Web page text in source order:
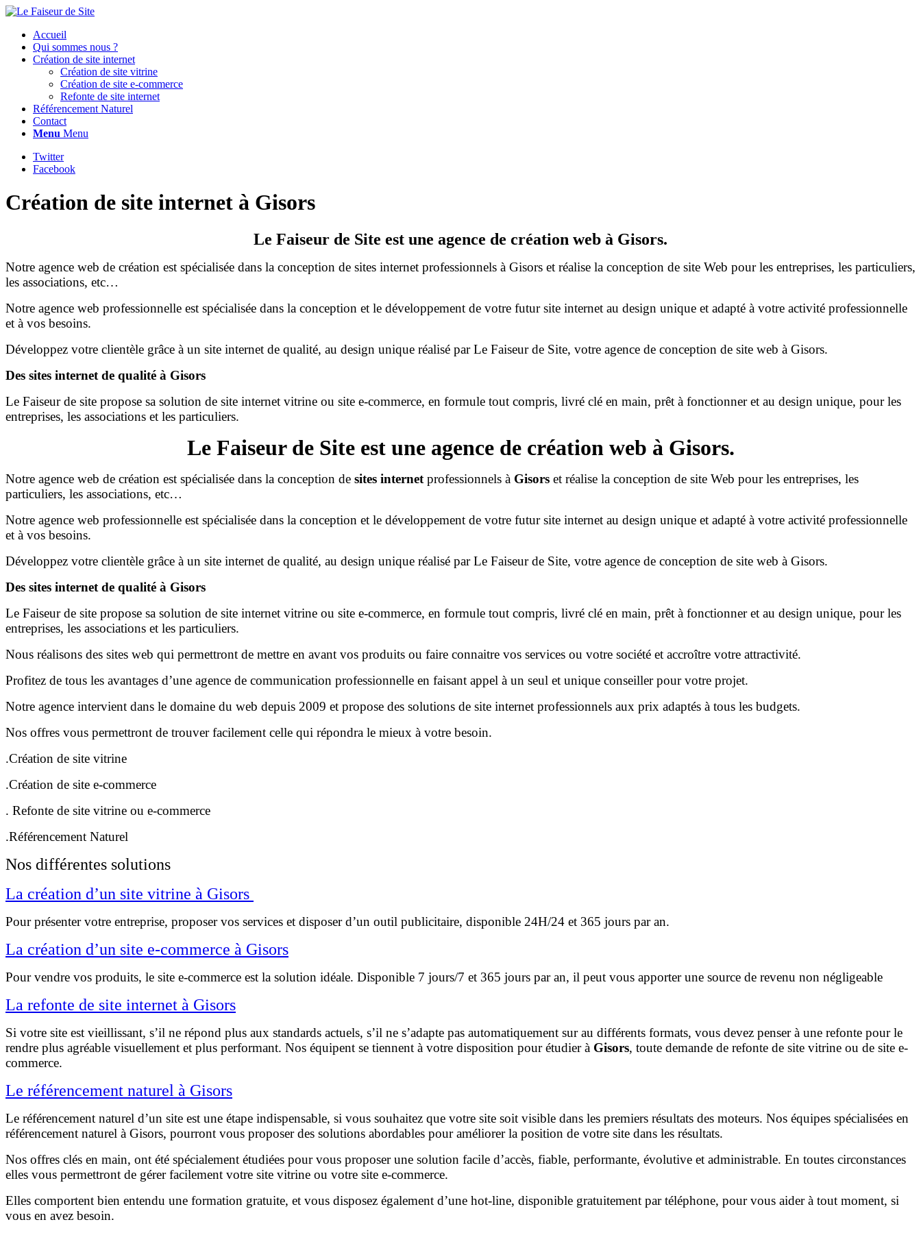
Accueil
Qui sommes nous ?
Création de site internet
Création de site vitrine
Création de site e-commerce
Refonte de site internet
Référencement Naturel
Contact
Menu Menu
Twitter
Facebook
Création de site internet à Gisors
Le Faiseur de Site est une agence de création web à Gisors.
Notre agence web de création est spécialisée dans la conception de sites internet professionnels à Gisors et réalise la conception de site Web pour les entreprises, les particuliers,
les associations, etc…
Notre agence web professionnelle est spécialisée dans la conception et le développement de votre futur site internet au design unique et adapté à votre activité professionnelle
et à vos besoins.
Développez votre clientèle grâce à un site internet de qualité, au design unique réalisé par Le Faiseur de Site, votre agence de conception de site web à Gisors.
Des sites internet de qualité à Gisors
Le Faiseur de site propose sa solution de site internet vitrine ou site e-commerce, en formule tout compris, livré clé en main, prêt à fonctionner et au design unique, pour les
entreprises, les associations et les particuliers.
Le Faiseur de Site est une agence de création web à Gisors.
Notre agence web de création est spécialisée dans la conception de sites internet professionnels à Gisors et réalise la conception de site Web pour les entreprises, les
particuliers, les associations, etc…
Notre agence web professionnelle est spécialisée dans la conception et le développement de votre futur site internet au design unique et adapté à votre activité professionnelle
et à vos besoins.
Développez votre clientèle grâce à un site internet de qualité, au design unique réalisé par Le Faiseur de Site, votre agence de conception de site web à Gisors.
Des sites internet de qualité à Gisors
Le Faiseur de site propose sa solution de site internet vitrine ou site e-commerce, en formule tout compris, livré clé en main, prêt à fonctionner et au design unique, pour les
entreprises, les associations et les particuliers.
Nous réalisons des sites web qui permettront de mettre en avant vos produits ou faire connaitre vos services ou votre société et accroître votre attractivité.
Profitez de tous les avantages d’une agence de communication professionnelle en faisant appel à un seul et unique conseiller pour votre projet.
Notre agence intervient dans le domaine du web depuis 2009 et propose des solutions de site internet professionnels aux prix adaptés à tous les budgets.
Nos offres vous permettront de trouver facilement celle qui répondra le mieux à votre besoin.
.Création de site vitrine
.Création de site e-commerce
. Refonte de site vitrine ou e-commerce
.Référencement Naturel
Nos différentes solutions
La création d’un site vitrine à Gisors
Pour présenter votre entreprise, proposer vos services et disposer d’un outil publicitaire, disponible 24H/24 et 365 jours par an.
La création d’un site e-commerce à Gisors
Pour vendre vos produits, le site e-commerce est la solution idéale. Disponible 7 jours/7 et 365 jours par an, il peut vous apporter une source de revenu non négligeable
La refonte de site internet à Gisors
Si votre site est vieillissant, s’il ne répond plus aux standards actuels, s’il ne s’adapte pas automatiquement sur au différents formats, vous devez penser à une refonte pour le
rendre plus agréable visuellement et plus performant. Nos équipent se tiennent à votre disposition pour étudier à Gisors, toute demande de refonte de site vitrine ou de site e-
commerce.
Le référencement naturel à Gisors
Le référencement naturel d’un site est une étape indispensable, si vous souhaitez que votre site soit visible dans les premiers résultats des moteurs. Nos équipes spécialisées en
référencement naturel à Gisors, pourront vous proposer des solutions abordables pour améliorer la position de votre site dans les résultats.
Nos offres clés en main, ont été spécialement étudiées pour vous proposer une solution facile d’accès, fiable, performante, évolutive et administrable. En toutes circonstances
elles vous permettront de gérer facilement votre site vitrine ou votre site e-commerce.
Elles comportent bien entendu une formation gratuite, et vous disposez également d’une hot-line, disponible gratuitement par téléphone, pour vous aider à tout moment, si
vous en avez besoin.